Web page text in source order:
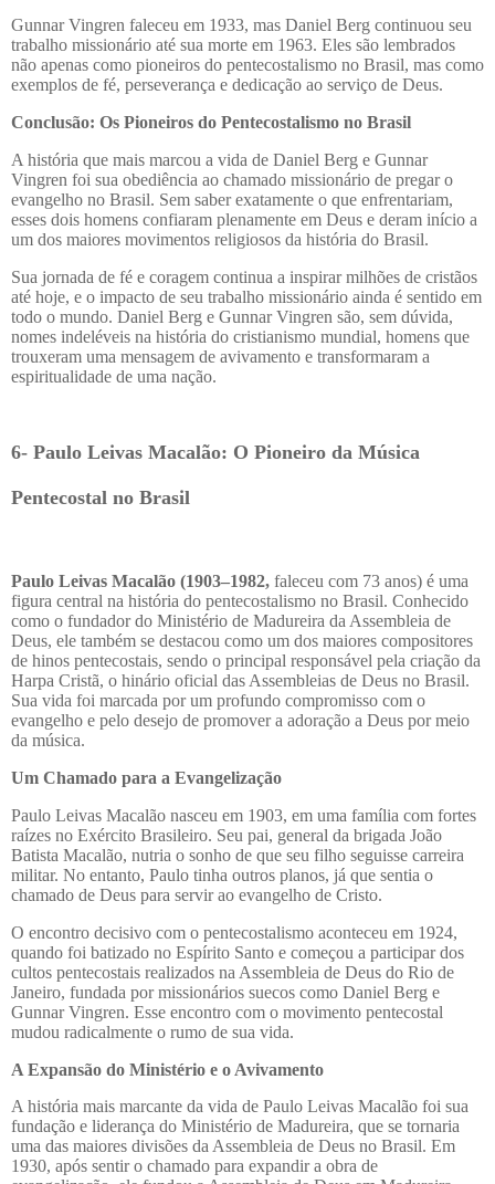
Gunnar Vingren faleceu em 1933, mas Daniel Berg continuou seu
trabalho missionário até sua morte em 1963. Eles são lembrados
não apenas como pioneiros do pentecostalismo no Brasil, mas como
exemplos de fé, perseverança e dedicação ao serviço de Deus.
Conclusão: Os Pioneiros do Pentecostalismo no Brasil
A história que mais marcou a vida de Daniel Berg e Gunnar
Vingren foi sua obediência ao chamado missionário de pregar o
evangelho no Brasil. Sem saber exatamente o que enfrentariam,
esses dois homens confiaram plenamente em Deus e deram início a
um dos maiores movimentos religiosos da história do Brasil.
Sua jornada de fé e coragem continua a inspirar milhões de cristãos
até hoje, e o impacto de seu trabalho missionário ainda é sentido em
todo o mundo. Daniel Berg e Gunnar Vingren são, sem dúvida,
nomes indeléveis na história do cristianismo mundial, homens que
trouxeram uma mensagem de avivamento e transformaram a
espiritualidade de uma nação.
6- Paulo Leivas Macalão: O Pioneiro da Música
Pentecostal no Brasil
Paulo Leivas Macalão (1903–1982, faleceu com 73 anos) é uma
figura central na história do pentecostalismo no Brasil. Conhecido
como o fundador do Ministério de Madureira da Assembleia de
Deus, ele também se destacou como um dos maiores compositores
de hinos pentecostais, sendo o principal responsável pela criação da
Harpa Cristã, o hinário oficial das Assembleias de Deus no Brasil.
Sua vida foi marcada por um profundo compromisso com o
evangelho e pelo desejo de promover a adoração a Deus por meio
da música.
Um Chamado para a Evangelização
Paulo Leivas Macalão nasceu em 1903, em uma família com fortes
raízes no Exército Brasileiro. Seu pai, general da brigada João
Batista Macalão, nutria o sonho de que seu filho seguisse carreira
militar. No entanto, Paulo tinha outros planos, já que sentia o
chamado de Deus para servir ao evangelho de Cristo.
O encontro decisivo com o pentecostalismo aconteceu em 1924,
quando foi batizado no Espírito Santo e começou a participar dos
cultos pentecostais realizados na Assembleia de Deus do Rio de
Janeiro, fundada por missionários suecos como Daniel Berg e
Gunnar Vingren. Esse encontro com o movimento pentecostal
mudou radicalmente o rumo de sua vida.
A Expansão do Ministério e o Avivamento
A história mais marcante da vida de Paulo Leivas Macalão foi sua
fundação e liderança do Ministério de Madureira, que se tornaria
uma das maiores divisões da Assembleia de Deus no Brasil. Em
1930, após sentir o chamado para expandir a obra de